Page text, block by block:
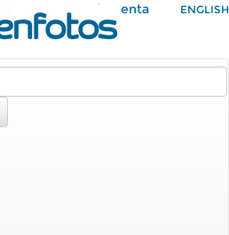
Mi Cuenta ENGLISH